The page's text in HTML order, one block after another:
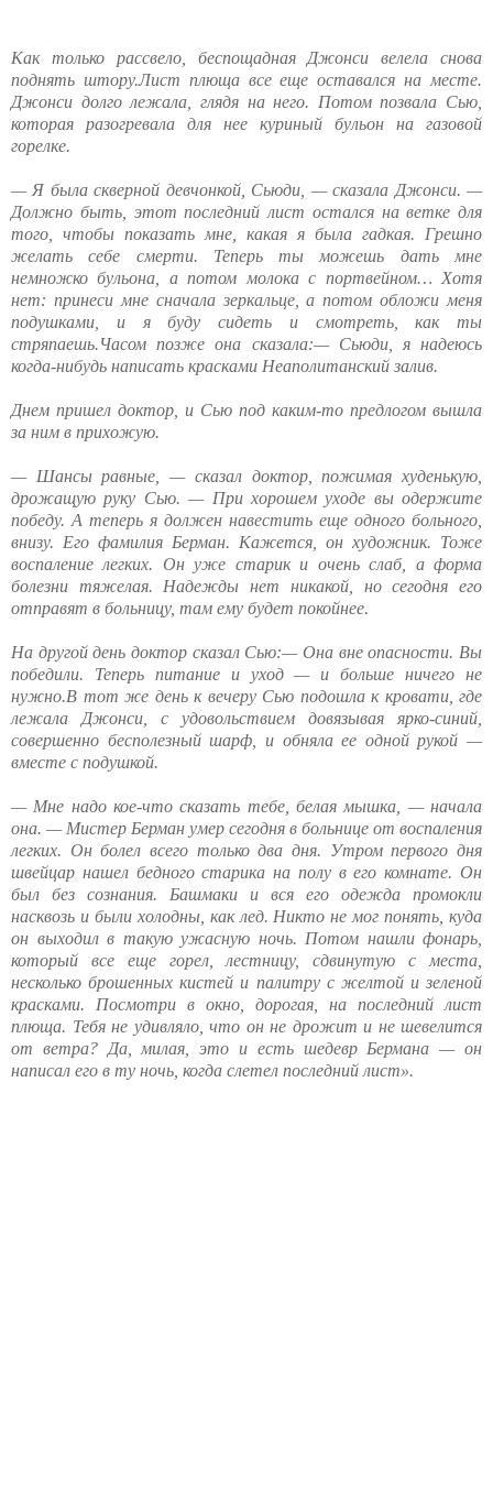
Как только рассвело, беспощадная Джонси велела снова
поднять штору.Лист плюща все еще оставался на месте.
Джонси долго лежала, глядя на него. Потом позвала Сью,
которая разогревала для нее куриный бульон на газовой
горелке.
— Я была скверной девчонкой, Сьюди, — сказала Джонси. —
Должно быть, этот последний лист остался на ветке для
того, чтобы показать мне, какая я была гадкая. Грешно
желать себе смерти. Теперь ты можешь дать мне
немножко бульона, а потом молока с портвейном… Хотя
нет: принеси мне сначала зеркальце, а потом обложи меня
подушками, и я буду сидеть и смотреть, как ты
стряпаешь.Часом позже она сказала:— Сьюди, я надеюсь
когда-нибудь написать красками Неаполитанский залив.
Днем пришел доктор, и Сью под каким-то предлогом вышла
за ним в прихожую.
— Шансы равные, — сказал доктор, пожимая худенькую,
дрожащую руку Сью. — При хорошем уходе вы одержите
победу. А теперь я должен навестить еще одного больного,
внизу. Его фамилия Берман. Кажется, он художник. Тоже
воспаление легких. Он уже старик и очень слаб, а форма
болезни тяжелая. Надежды нет никакой, но сегодня его
отправят в больницу, там ему будет покойнее.
На другой день доктор сказал Сью:— Она вне опасности. Вы
победили. Теперь питание и уход — и больше ничего не
нужно.В тот же день к вечеру Сью подошла к кровати, где
лежала Джонси, с удовольствием довязывая ярко-синий,
совершенно бесполезный шарф, и обняла ее одной рукой —
вместе с подушкой.
— Мне надо кое-что сказать тебе, белая мышка, — начала
она. — Мистер Берман умер сегодня в больнице от воспаления
легких. Он болел всего только два дня. Утром первого дня
швейцар нашел бедного старика на полу в его комнате. Он
был без сознания. Башмаки и вся его одежда промокли
насквозь и были холодны, как лед. Никто не мог понять, куда
он выходил в такую ужасную ночь. Потом нашли фонарь,
который все еще горел, лестницу, сдвинутую с места,
несколько брошенных кистей и палитру с желтой и зеленой
красками. Посмотри в окно, дорогая, на последний лист
плюща. Тебя не удивляло, что он не дрожит и не шевелится
от ветра? Да, милая, это и есть шедевр Бермана — он
написал его в ту ночь, когда слетел последний лист».